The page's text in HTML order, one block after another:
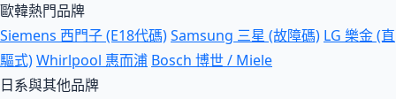
歐韓熱門品牌
Siemens 西門子 (E18代碼)Samsung 三星 (故障碼) LG 樂金 (直
驅式)Whirlpool 惠而浦 Bosch 博世 / Miele
日系與其他品牌